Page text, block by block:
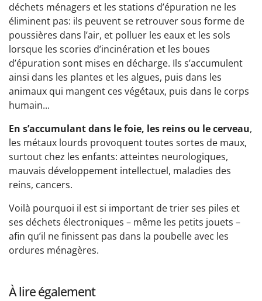
déchets ménagers et les stations d’épuration ne les
éliminent pas: ils peuvent se retrouver sous forme de
poussières dans l’air, et polluer les eaux et les sols
lorsque les scories d’incinération et les boues
d’épuration sont mises en décharge. Ils s’accumulent
ainsi dans les plantes et les algues, puis dans les
animaux qui mangent ces végétaux, puis dans le corps
humain...
En s’accumulant dans le foie, les reins ou le cerveau,
les métaux lourds provoquent toutes sortes de maux,
surtout chez les enfants: atteintes neurologiques,
mauvais développement intellectuel, maladies des
reins, cancers.
Voilà pourquoi il est si important de trier ses piles et
ses déchets électroniques – même les petits jouets –
afin qu’il ne finissent pas dans la poubelle avec les
ordures ménagères.
À lire également